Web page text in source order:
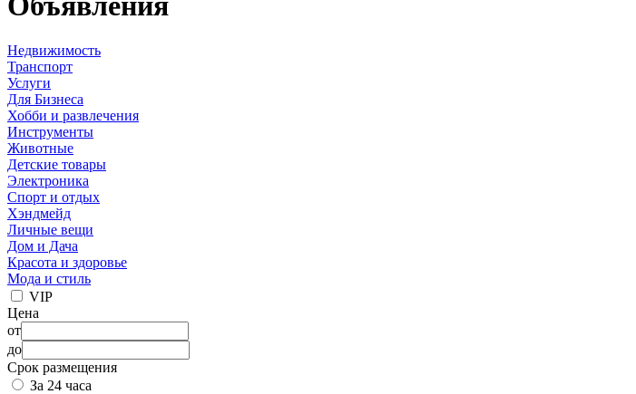
Недвижимость
Транспорт
Услуги
Для Бизнеса
Хобби и развлечения
Инструменты
Животные
Детские товары
Электроника
Спорт и отдых
Хэндмейд
Личные вещи
Дом и Дача
Красота и здоровье
Мода и стиль
VIP
Цена
от
до
Срок размещения
За 24 часа